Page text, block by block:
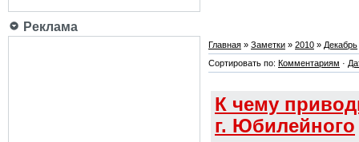
Реклама
Главная » Заметки » 2010 » Декабрь
Сортировать по: Комментариям ·
К чему
г. Юбилейного